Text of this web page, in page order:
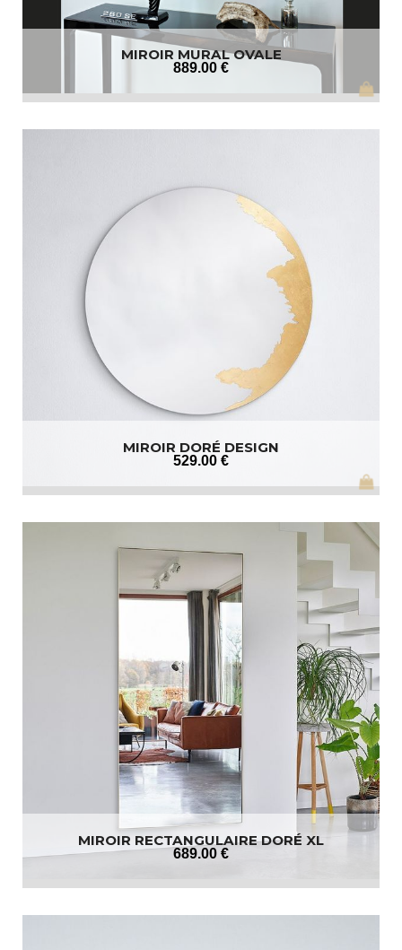
MIROIR MURAL OVALE
889.00 €
MIROIR DORÉ DESIGN
529.00 €
MIROIR RECTANGULAIRE DORÉ XL
689.00 €